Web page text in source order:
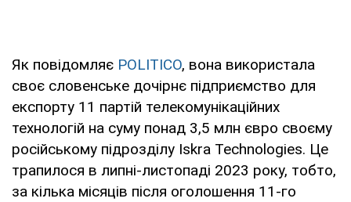
Як повідомляє POLITICO, вона використала
своє словенське дочірнє підприємство для
експорту 11 партій телекомунікаційних
технологій на суму понад 3,5 млн євро своєму
російському підрозділу Iskra Technologies. Це
трапилося в липні-листопаді 2023 року, тобто,
за кілька місяців після оголошення 11-го